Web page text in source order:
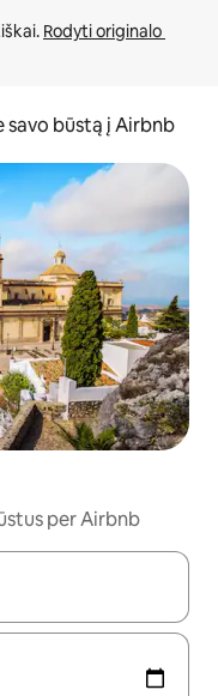
Rodyti originalo
savo būstą į Airbnb
per Airbnb
naršyti galite